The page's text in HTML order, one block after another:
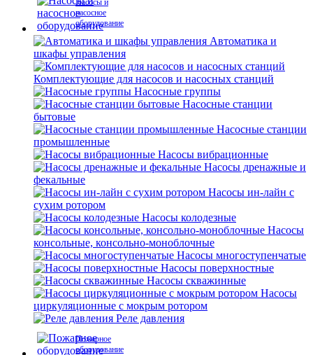
Насосы и
насосное
оборудование
Автоматика и
шкафы управления
Комплектующие для насосов и насосных станций
Насосные группы
Насосные станции
бытовые
Насосные станции
промышленные
Насосы вибрационные
Насосы дренажные и
фекальные
Насосы ин-лайн с
сухим ротором
Насосы колодезные
Насосы
консольные, консольно-моноблочные
Насосы многоступенчатые
Насосы поверхностные
Насосы скважинные
Насосы
циркуляционные с мокрым ротором
Реле давления
Пожарное
оборудование